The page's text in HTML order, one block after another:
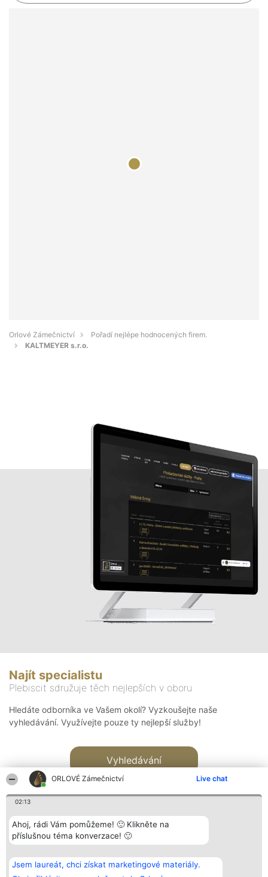
ORLOVÉ Zámečnictví Live chat
02:13
Ahoj, rádi Vám pomůžeme! 🙂 Klikněte na
příslušnou téma konverzace! 🙂
Jsem laureát, chci získat marketingové materiály.
Orlové Zámečnictví
Pořadí nejlépe hodnocených firem.
KALTMEYER s.r.o.
Najít specialistu
Plebiscit sdružuje těch nejlepších v oboru
Hledáte odborníka ve Vašem okolí? Vyzkoušejte naše
vyhledávání. Využívejte pouze ty nejlepší služby!
Vyhledávání
Bright Side Solutions sp. z o.
o. sp. k.
ul. Ruska 22
Vítězové
Seznam všech
laureátů
Kontakt